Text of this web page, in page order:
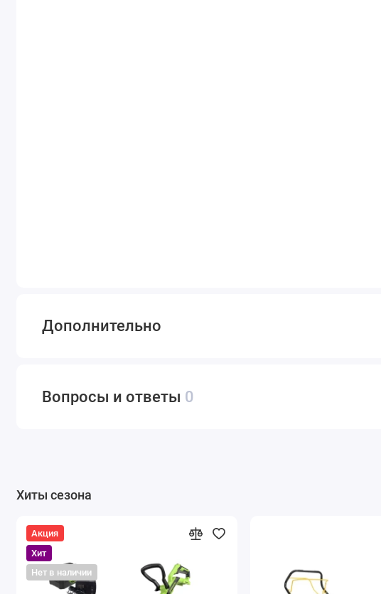
Вопросы и ответы 0
Дополнительно
Хиты сезона
Акция
Хит
Нет в наличии